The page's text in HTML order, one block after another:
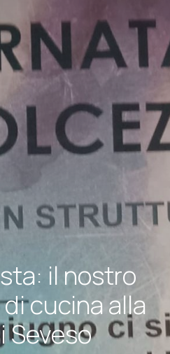
il nostro
cucina alla
Seveso